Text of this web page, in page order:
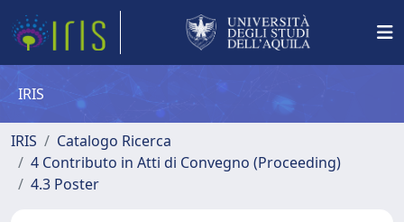
IRIS
IRIS
Catalogo Ricerca
4 Contributo in Atti di Convegno (Proceeding)
4.3 Poster